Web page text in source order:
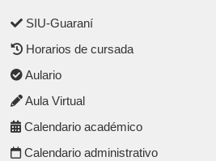
SIU-Guaraní
Horarios de cursada
Aulario
Aula Virtual
Calendario académico
Calendario administrativo